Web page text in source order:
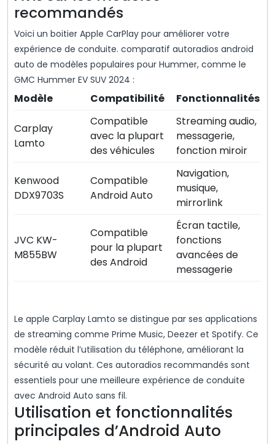
recommandés
Voici un boitier Apple CarPlay pour améliorer votre
expérience de conduite. comparatif autoradios android
auto de modèles populaires pour Hummer, comme le
GMC Hummer EV SUV 2024 :
Modèle Compatibilité Fonctionnalités
Carplay
Lamto
Compatible
avec la plupart
des véhicules
Streaming audio,
messagerie,
fonction miroir
Kenwood
DDX9703S
Compatible
Android Auto
Navigation,
musique,
mirrorlink
JVC KW-
M855BW
Compatible
pour la plupart
des Android
Écran tactile,
fonctions
avancées de
messagerie
Le apple Carplay Lamto se distingue par ses applications
de streaming comme Prime Music, Deezer et Spotify. Ce
modèle réduit l’utilisation du téléphone, améliorant la
sécurité au volant. Ces autoradios recommandés sont
essentiels pour une meilleure expérience de conduite
avec Android Auto sans fil.
Utilisation et fonctionnalités
principales d’Android Auto